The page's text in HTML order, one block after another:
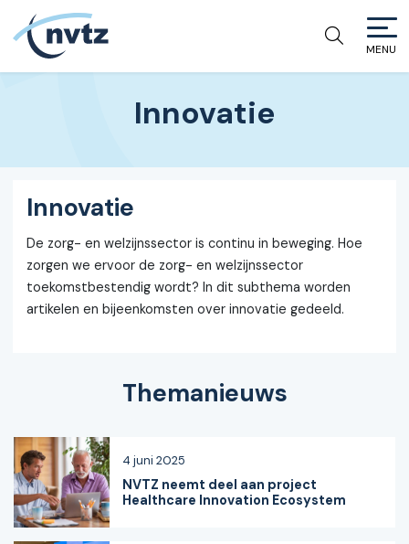
NVTZ
MENU
Innovatie
Innovatie
De zorg- en welzijnssector is continu in beweging. Hoe
zorgen we ervoor de zorg- en welzijnssector
toekomstbestendig wordt? In dit subthema worden
artikelen en bijeenkomsten over innovatie gedeeld.
Themanieuws
NVTZ neemt deel aan project
Healthcare Innovation Ecosystem
4 juni 2025